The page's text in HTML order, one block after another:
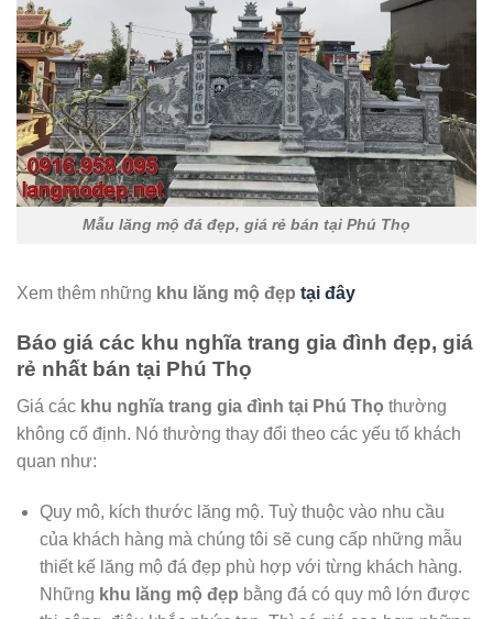
Mẫu lăng mộ đá đẹp, giá rẻ bán tại Phú Thọ
Xem thêm những khu lăng mộ đẹp tại đây
Báo giá các khu nghĩa trang gia đình đẹp, giá
rẻ nhất bán tại Phú Thọ
Giá các khu nghĩa trang gia đình tại Phú Thọ thường
không cố định. Nó thường thay đổi theo các yếu tố khách
quan như:
Quy mô, kích thước lăng mộ. Tuỳ thuộc vào nhu cầu
của khách hàng mà chúng tôi sẽ cung cấp những mẫu
thiết kế lăng mộ đá đẹp phù hợp với từng khách hàng.
Những khu lăng mộ đẹp bằng đá có quy mô lớn được